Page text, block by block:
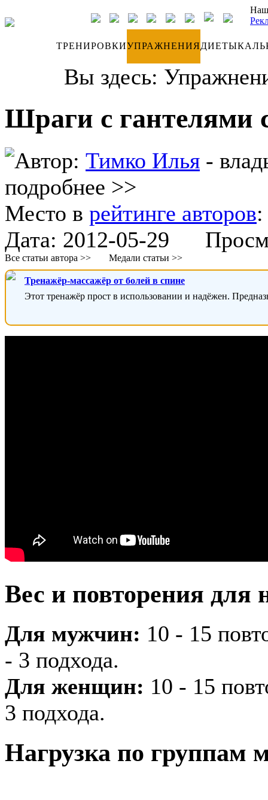
ТРЕНИРОВКИУПРАЖНЕНИЯДИЕТЫ
Вы здесь:
Шраги с гантелями
Автор: Тимко Илья -
подробнее >>
Место в рейтинге авторов
Дата: 2012-05-29
Все статьи автора >> Медали статьи >>
Тренажёр-массажёр от болей в спине
Этот тренажёр прост в использовании и надёжен.
Вес и повторения для
Для мужчин: 10 - 15
- 3 подхода.
Для женщин: 10 - 15
3 подхода.
Нагрузка по группам